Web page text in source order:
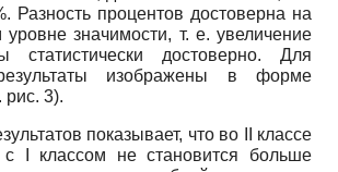
Разность процентов достоверна на
уровне значимости, т. е. увеличение
статистически достоверно. Для
изображены в форме
3).
показывает, что во II классе
I классом не становится больше